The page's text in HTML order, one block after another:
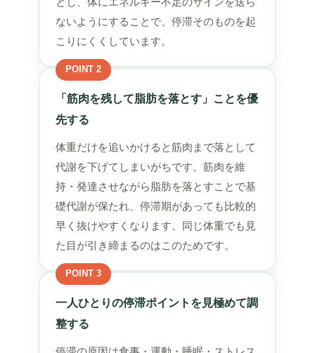
ないようにすることで、停滞そのものを起
こりにくくしています。
POINT 2
「筋肉を残して脂肪を落とす」ことを優
先する
体重だけを追いかけると筋肉まで落として
代謝を下げてしまいがちです。筋肉を維
持・発達させながら脂肪を落とすことで基
礎代謝が保たれ、停滞期があっても比較的
早く抜けやすくなります。同じ体重でも見
た目が引き締まるのはこのためです。
POINT 3
一人ひとりの停滞ポイントを見極めて調
整する